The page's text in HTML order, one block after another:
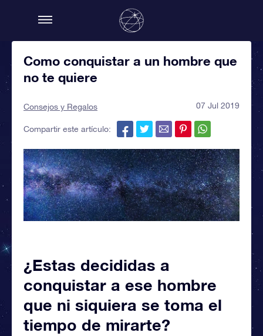
Como conquistar a un hombre que
no te quiere
Consejos y Regalos 07 Jul 2019
Compartir este artículo:
¿Estas decididas a
conquistar a ese hombre
que ni siquiera se toma el
tiempo de mirarte?